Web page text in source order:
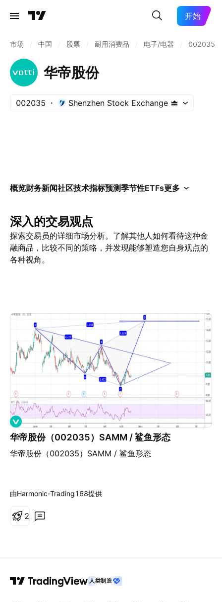
开始
市场 中国 股票 耐用消费品 电子/电器 002035
华帝股份
002035 Shenzhen Stock Exchange
概览财务新闻社区技术指标预测季节性ETFs更多
深入的交易观点
探索交易员的详细市场分析。了解其他人如何看待这种金
融商品，比较不同的策略，并发现能够塑造您自身观点的
各种视角。
华帝股份（002035）SAMM / 鲨鱼形态
华帝股份（002035）SAMM / 鲨鱼形态
由Harmonic-Trading168提供
2
人类制造